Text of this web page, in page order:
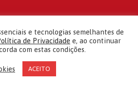
Todos os direitos reservados
e tecnologias semelhantes de
de Privacidade e, ao continuar
com estas condições.
ACEITO